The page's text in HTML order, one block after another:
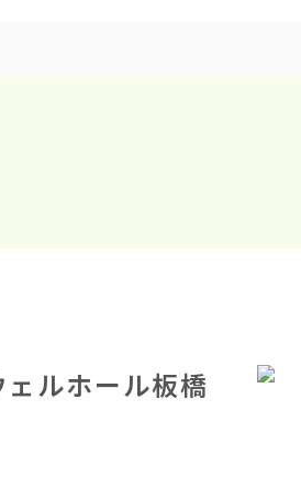
ルホール板橋